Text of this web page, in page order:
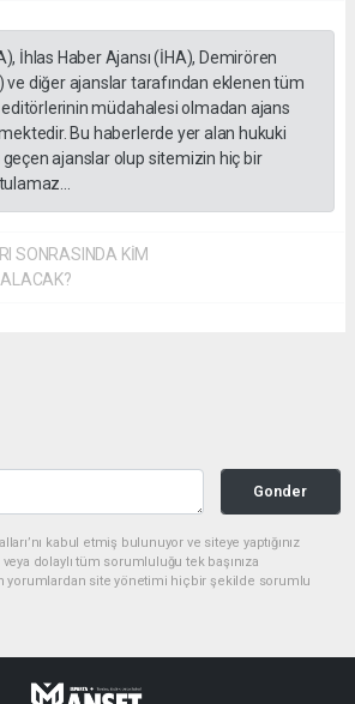
İhlas Haber Ajansı (İHA), Demirören
ve diğer ajanslar tarafından eklenen tüm
müdahalesi olmadan ajans
Bu haberlerde yer alan hukuki
ajanslar olup sitemizin hiç bir
SONRASINDA KİM
Gonder
kabul etmiş bulunuyor ve siteye yaptığınız
dolaylı tüm sorumluluğu tek başınıza
yorumlardan site yönetimi hiçbir şekilde sorumlu